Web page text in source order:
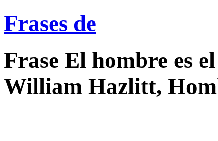
Frases de
Frase El hombre es
William Hazlitt,